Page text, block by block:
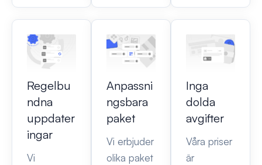
Regelbu
ndna
uppdater
ingar
Vi
Anpassni
ngsbara
paket
Vi erbjuder
olika paket
Inga
dolda
avgifter
Våra priser
är